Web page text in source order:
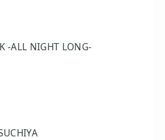
-ALL NIGHT LONG-